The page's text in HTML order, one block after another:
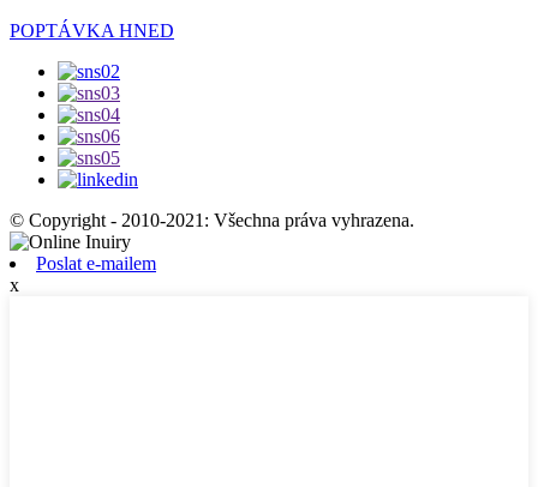
POPTÁVKA HNED
© Copyright - 2010-2021: Všechna práva vyhrazena.
Poslat e-mailem
x